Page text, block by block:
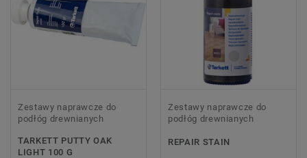
Zestawy naprawcze do
podłóg drewnianych
TARKETT PUTTY OAK
LIGHT 100 G
Zestawy naprawcze do
podłóg drewnianych
REPAIR STAIN